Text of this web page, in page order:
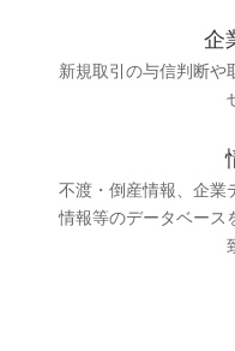
企
新規取引の与信判断や
不渡・倒産情報、企業
情報等のデータベース